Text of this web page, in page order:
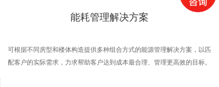
能耗管理解决方案
可根据不同房型和楼体构造提供多种组合方式的能源管理解决方案，以匹
配客户的实际需求，力求帮助客户达到成本最合理、管理更高效的目标。